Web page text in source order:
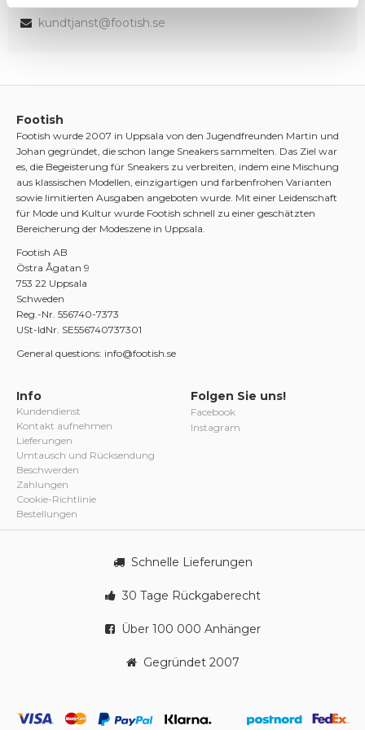
kundtjanst@footish.se
Footish
Footish wurde 2007 in Uppsala von den Jugendfreunden Martin und
Johan gegründet, die schon lange Sneakers sammelten. Das Ziel war
es, die Begeisterung für Sneakers zu verbreiten, indem eine Mischung
aus klassischen Modellen, einzigartigen und farbenfrohen Varianten
sowie limitierten Ausgaben angeboten wurde. Mit einer Leidenschaft
für Mode und Kultur wurde Footish schnell zu einer geschätzten
Bereicherung der Modeszene in Uppsala.
Footish AB
Östra Ågatan 9
753 22 Uppsala
Schweden
Reg.-Nr. 556740-7373
USt-IdNr. SE556740737301
General questions: info@footish.se
Info
Kundendienst
Kontakt aufnehmen
Lieferungen
Umtausch und Rücksendung
Beschwerden
Zahlungen
Cookie-Richtlinie
Bestellungen
Folgen Sie uns!
Facebook
Instagram
Schnelle Lieferungen
30 Tage Rückgaberecht
Über 100 000 Anhänger
Gegründet 2007